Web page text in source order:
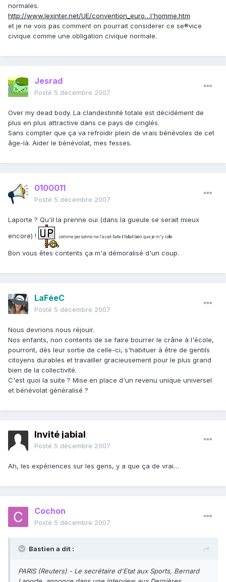
normales.
http://www.lexinter.net/UE/convention_euro…l'homme.htm
et je ne vois pas comment on pourrait considerer ce se®vice
civique comme une obligation civique normale.
Jesrad
Posté 5 décembre 2007
Over my dead body. La clandestinité totale est décidément de
plus en plus attractive dans ce pays de cinglés.
Sans compter que ça va refroidir plein de vrais bénévoles de cet
âge-là. Aider le bénévolat, mes fesses.
0100011
Posté 5 décembre 2007
Laporte ? Qu'il la prenne oui (dans la gueule se serait mieux
encore) !
comme personne ne l'avait faite il fallait bien que je m'y colle
Bon vous êtes contents ça m'a démoralisé d'un coup.
LaFéeC
Posté 5 décembre 2007
Nous devrions nous réjouir.
Nos enfants, non contents de se faire bourrer le crâne à l'école,
pourront, dès leur sortie de celle-ci, s'habituer à être de gentils
citoyens durables et travailler gracieusement pour le plus grand
bien de la collectivité.
C'est quoi la suite ? Mise en place d'un revenu unique universel
et bénévolat généralisé ?
Invité jabial
Posté 5 décembre 2007
Ah, les expériences sur les gens, y a que ça de vrai…
Cochon
Posté 5 décembre 2007
Bastien a dit :
PARIS (Reuters) - Le secrétaire d'Etat aux Sports, Bernard